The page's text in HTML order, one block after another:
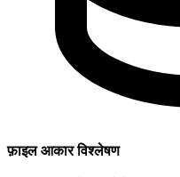
फ़ाइल आकार विश्लेषण